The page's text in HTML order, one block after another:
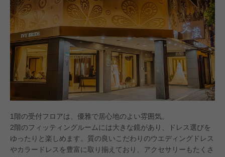
1階の受付フロアは、優雅で居心地のよい雰囲気。
2階のフィッティングルームには大きな鏡があり、ドレス選びを
ゆったりと楽しめます。質の良いこだわりのウエディングドレス
やカラードレスを豊富に取り揃えており、アクセサリーもたくさ